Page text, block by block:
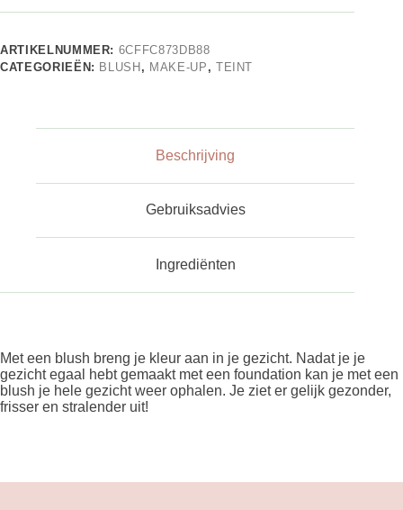
ARTIKELNUMMER: 6CFFC873DB88
CATEGORIEËN: BLUSH , MAKE-UP , TEINT
Beschrijving
Gebruiksadvies
Ingrediënten
Met een blush breng je kleur aan in je gezicht. Nadat je je
gezicht egaal hebt gemaakt met een foundation kan je met een
blush je hele gezicht weer ophalen. Je ziet er gelijk gezonder,
frisser en stralender uit!